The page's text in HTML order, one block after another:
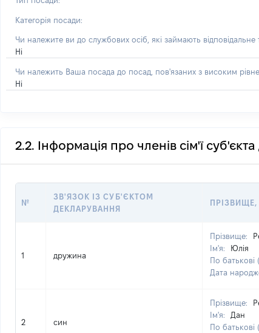
Категорія посади:
Чи належите ви до службових осіб, які займають відповідальне
Ні
Чи належить Ваша посада до посад, пов'язаних з високим
Ні
2.2. Інформація про членів сім'ї
№
ЗВ'ЯЗОК ІЗ СУБ'ЄКТОМ
ДЕКЛАРУВАННЯ
ПРІЗВИЩЕ,
1 дружина
Прізвище:
Ім'я:
Юлія
По батькові
Дата
2 син
Прізвище:
Ім'я:
Дан
По батькові